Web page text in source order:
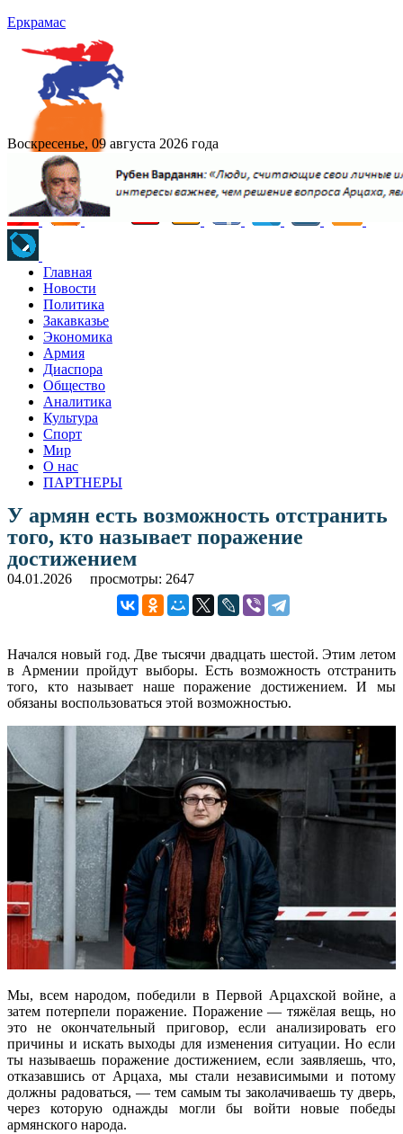
Еркрамас
Воскресенье, 09 августа 2026 года
Главная
Новости
Политика
Закавказье
Экономика
Армия
Диаспора
Общество
Аналитика
Культура
Спорт
Мир
О нас
ПАРТНЕРЫ
У армян есть возможность отстранить
того, кто называет поражение
достижением
04.01.2026 просмотры: 2647
Начался новый год. Две тысячи двадцать шестой. Этим летом
в Армении пройдут выборы. Есть возможность отстранить
того, кто называет наше поражение достижением. И мы
обязаны воспользоваться этой возможностью.
Мы, всем народом, победили в Первой Арцахской войне, а
затем потерпели поражение. Поражение — тяжёлая вещь, но
это не окончательный приговор, если анализировать его
причины и искать выходы для изменения ситуации. Но если
ты называешь поражение достижением, если заявляешь, что,
отказавшись от Арцаха, мы стали независимыми и потому
должны радоваться, — тем самым ты заколачиваешь ту дверь,
через которую однажды могли бы войти новые победы
армянского народа.